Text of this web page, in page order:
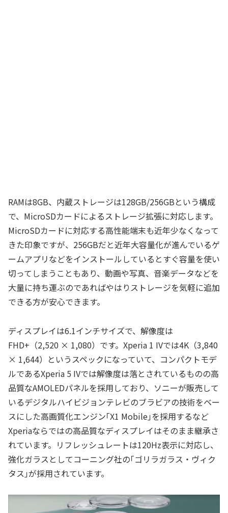
RAMは8GB、内蔵ストレージは128GB/256GBという構成
で、MicroSDカードによるストレージ拡張に対応します。
MicroSDカードに対応する高性能端末も近年少なくなって
きた印象ですが、256GBだと近年大容量化が進んでいるゲ
ームアプリなどをインストールしているとすぐ容量を使い
切ってしまうこともあり、動画や写真、音楽データなどを
大量に持ち運ぶのであればやはりストレージを気軽に追加
できる方が安心できます。
ディスプレイは6.1インチサイズで、解像度は
FHD+（2,520 × 1,080）です。Xperia 1 IVでは4K（3,840
× 1,644）というスペックになっていて、コンパクトモデ
ルであるXperia 5 IVでは解像度は落とされているものの高
品質なAMOLEDパネルを採用しており、ソニーが販売して
いるデジタルハイビジョンテレビのブラビアの技術をベー
スにした高画質化エンジン｢X1 Mobile｣を採用するなど
Xperiaならではの高品質なディスプレイはそのまま継承さ
れています。リフレッシュレートは120Hz表示に対応し、
強化ガラスとしてコーニング社の｢ゴリラガラス・ヴィク
タス｣が採用されています。